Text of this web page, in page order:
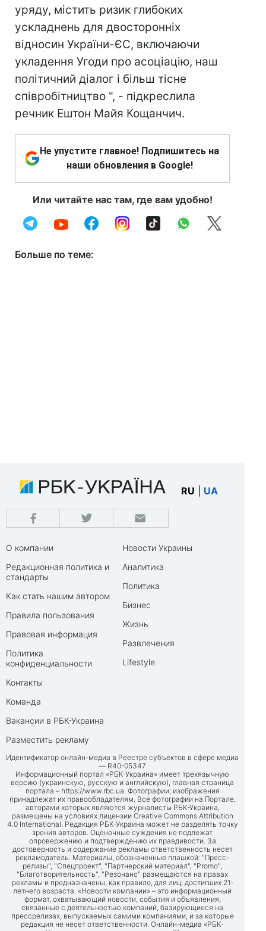
уряду, містить ризик глибоких
ускладнень для двосторонніх
відносин України-ЄС, включаючи
укладення Угоди про асоціацію, наш
політичний діалог і більш тісне
співробітництво ", - підкреслила
речник Ештон Майя Кощанчич.
Не упустите главное! Подпишитесь на
наши обновления в Google!
Или читайте нас там, где вам удобно!
Больше по теме:
RU UA
О компании
Редакционная политика и
стандарты
Как стать нашим автором
Правила пользования
Правовая информация
Политика
конфиденциальности
Контакты
Команда
Вакансии в РБК-Украина
Разместить рекламу
Новости Украины
Аналитика
Политика
Бизнес
Жизнь
Развлечения
Lifestyle
Идентификатор онлайн-медиа в Реестре субъектов в сфере медиа
— R40-05347
Информационный портал «РБК-Украина» имеет трехязычную
версию (украинскую, русскую и английскую), главная страница
портала – https://www.rbc.ua. Фотографии, изображения
принадлежат их правообладателям. Все фотографии на Портале,
авторами которых являются журналисты РБК-Украина,
размещены на условиях лицензии Creative Commons Attribution
4.0 International. Редакция РБК-Украина может не разделять точку
зрения авторов. Оценочные суждения не подлежат
опровержению и подтверждению их правдивости. За
достоверность и содержание рекламы ответственность несет
рекламодатель. Материалы, обозначенные плашкой: "Пресс-
релизы", "Спецпроект", "Партнерский материал", "Promo",
"Благотворительность", "Резонанс" размещаются на правах
рекламы и предназначены, как правило, для лиц, достигших 21-
летнего возраста. «Новости компании» – это информационный
формат, охватывающий новости, события и объявления,
связанные с деятельностью компаний, базирующиеся на
прессрелизах, выпускаемых самими компаниями, и за которые
редакция не несет ответственности. Онлайн-медиа «РБК-